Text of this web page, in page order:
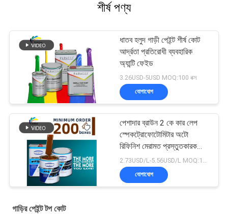
শীর্ষ পণ্য
ধাতব হলুদ গাড়ী পেইন্ট শীর্ষ কোট
আর্দ্রতা প্রতিরোধী ব্যবহারিক
অ্যান্টি ফেইড
3.26USD-5USD MOQ:100 বক্স
যোগাযোগ
পেশাদার ব্রাউন 2 কে কার লেপ
স্পেকট্রোফোটোমিটার অটো
রিফিনিশ মেরামত প্রস্তুতকারক
অটোমোবাইল গাড়ি পেইন্টিং
যোগাযোগ
গাড়ির পেইন্ট টপ কোট